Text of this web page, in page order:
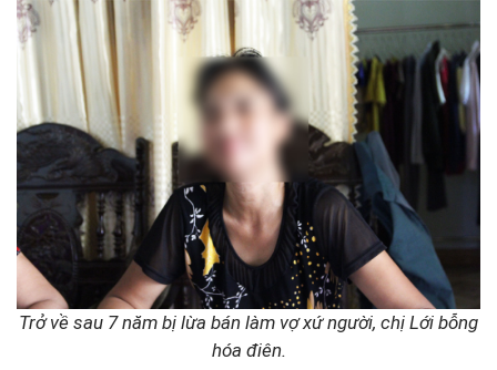
Trở về sau 7 năm bị lừa bán làm vợ xứ người, chị Lới bỗng
hóa điên.